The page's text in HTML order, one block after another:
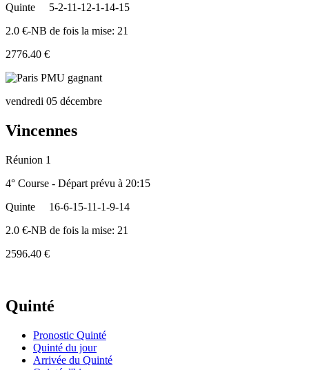
Quinte
5-2-11-12-1-14-15
2.0 €-NB de fois la mise: 21
2776.40 €
vendredi 05 décembre
Vincennes
Réunion 1
4° Course - Départ prévu à 20:15
Quinte
16-6-15-11-1-9-14
2.0 €-NB de fois la mise: 21
2596.40 €
Quinté
Pronostic Quinté
Quinté du jour
Arrivée du Quinté